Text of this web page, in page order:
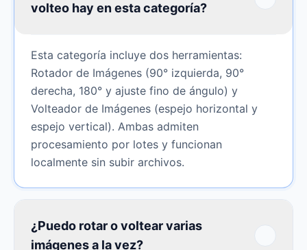
volteo hay en esta categoría?
Esta categoría incluye dos herramientas:
Rotador de Imágenes (90° izquierda, 90°
derecha, 180° y ajuste fino de ángulo) y
Volteador de Imágenes (espejo horizontal y
espejo vertical). Ambas admiten
procesamiento por lotes y funcionan
localmente sin subir archivos.
¿Puedo rotar o voltear varias
imágenes a la vez?